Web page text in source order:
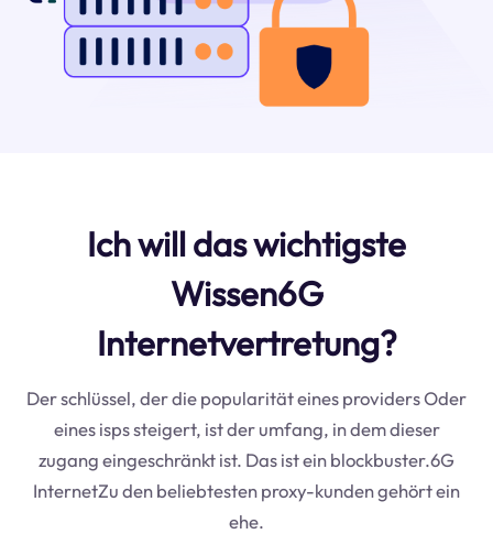
Ich will das wichtigste
Wissen6G
Internetvertretung?
Der schlüssel, der die popularität eines providers Oder
eines isps steigert, ist der umfang, in dem dieser
zugang eingeschränkt ist. Das ist ein blockbuster.6G
InternetZu den beliebtesten proxy-kunden gehört ein
ehe.